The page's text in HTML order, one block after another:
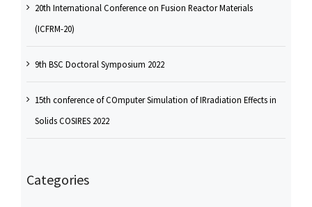
20th International Conference on Fusion Reactor Materials
(ICFRM-20)
9th BSC Doctoral Symposium 2022
15th conference of COmputer Simulation of IRradiation Effects in
Solids COSIRES 2022
Categories